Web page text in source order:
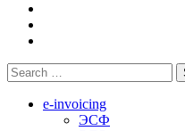
e-invoicing
ЭСФ